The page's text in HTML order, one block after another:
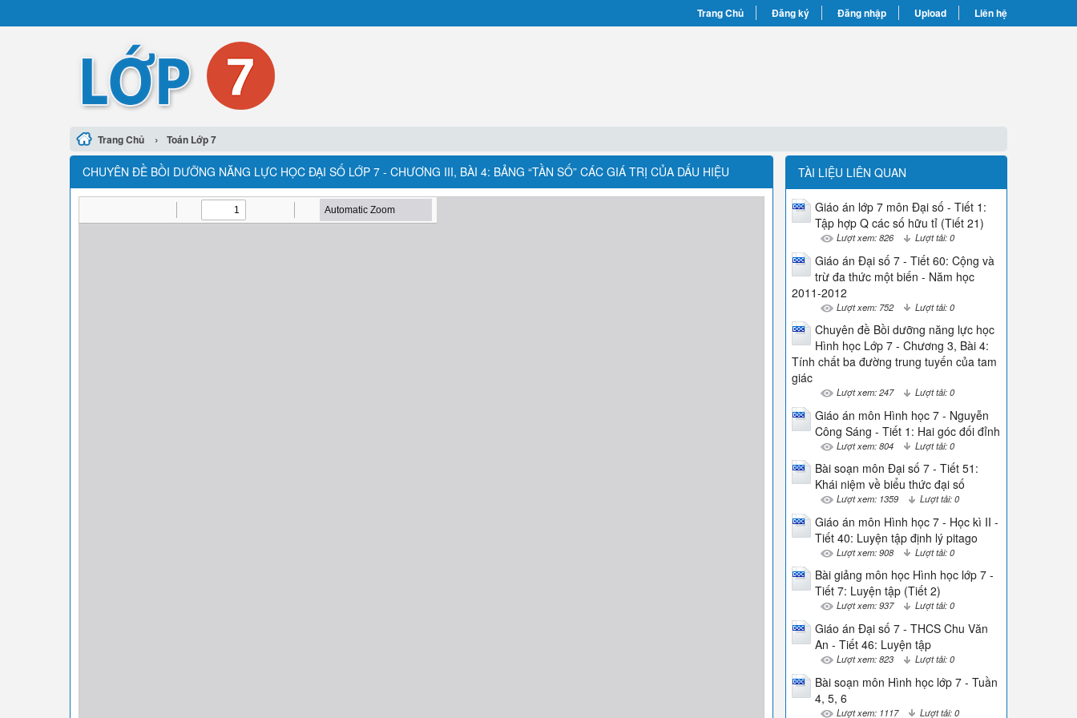
Trang Chủ Đăng ký Đăng nhập Upload Liên hệ
Trang Chủ › Toán Lớp 7
CHUYÊN ĐỀ BỒI DƯỠNG NĂNG LỰC HỌC ĐẠI SỐ LỚP 7 - CHƯƠNG III, BÀI 4: BẢNG “TẦN SỐ” CÁC GIÁ TRỊ CỦA DẤU HIỆU TÀI LIỆU LIÊN QUAN
Giáo án lớp 7 môn Đại số - Tiết 1:
Tập hợp Q các số hữu tỉ (Tiết 21)
Lượt xem: 826 Lượt tải: 0
Giáo án Đại số 7 - Tiết 60: Cộng và
trừ đa thức một biến - Năm học
2011-2012
Lượt xem: 752 Lượt tải: 0
Chuyên đề Bồi dưỡng năng lực học
Hình học Lớp 7 - Chương 3, Bài 4:
Tính chất ba đường trung tuyến của tam
giác
Lượt xem: 247 Lượt tải: 0
Giáo án môn Hình học 7 - Nguyễn
Công Sáng - Tiết 1: Hai góc đối đỉnh
Lượt xem: 804 Lượt tải: 0
Bài soạn môn Đại số 7 - Tiết 51:
Khái niệm về biểu thức đại số
Lượt xem: 1359 Lượt tải: 0
Giáo án môn Hình học 7 - Học kì II -
Tiết 40: Luyện tập định lý pitago
Lượt xem: 908 Lượt tải: 0
Bài giảng môn học Hình học lớp 7 -
Tiết 7: Luyện tập (Tiết 2)
Lượt xem: 937 Lượt tải: 0
Giáo án Đại số 7 - THCS Chu Văn
An - Tiết 46: Luyện tập
Lượt xem: 823 Lượt tải: 0
Bài soạn môn Hình học lớp 7 - Tuần
4, 5, 6
Lượt xem: 1117 Lượt tải: 0